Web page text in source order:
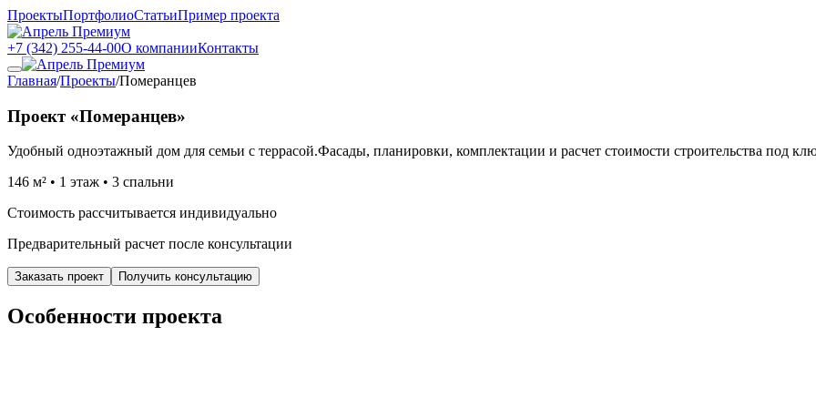
ПроектыПортфолиоСтатьиПример проекта
+7 (342) 255-44-00О компанииКонтакты
Главная/Проекты/Померанцев
Проект «Померанцев»
Удобный одноэтажный дом для семьи с террасой.Фасады, планировки, комплектации и расчет стоимости строительства под
146 м² • 1 этаж • 3 спальни
Стоимость рассчитывается индивидуально
Предварительный расчет после консультации
Заказать проект Получить консультацию
Особенности проекта